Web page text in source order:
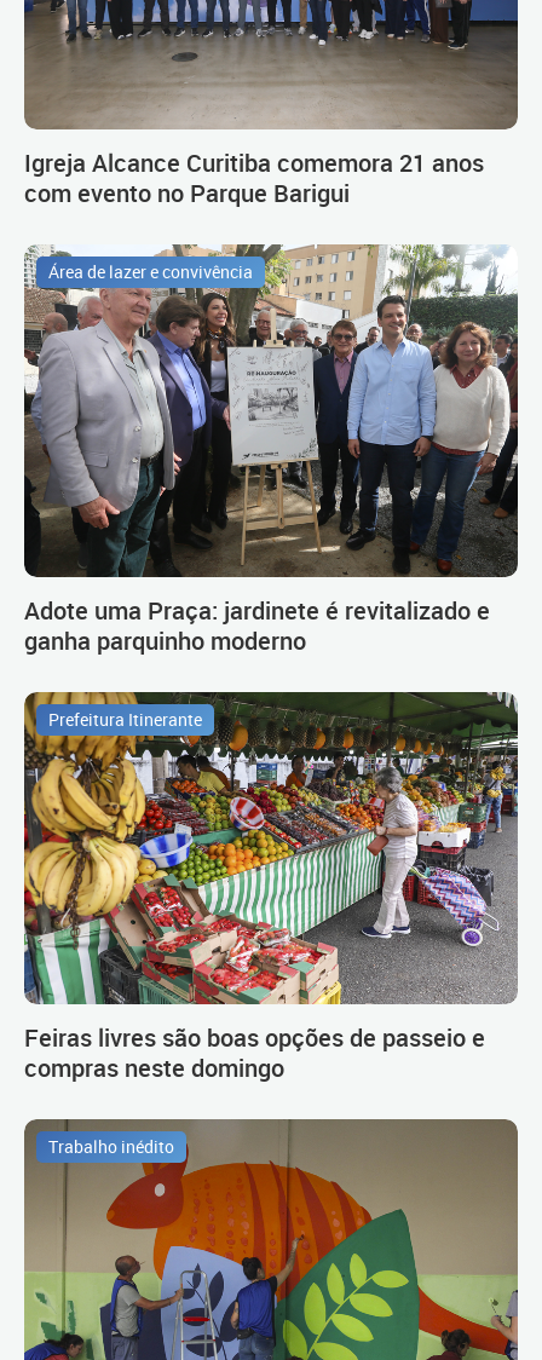
Igreja Alcance Curitiba comemora 21 anos
com evento no Parque Barigui
Área de lazer e convivência
Adote uma Praça: jardinete é revitalizado e
ganha parquinho moderno
Prefeitura Itinerante
Feiras livres são boas opções de passeio e
compras neste domingo
Trabalho inédito